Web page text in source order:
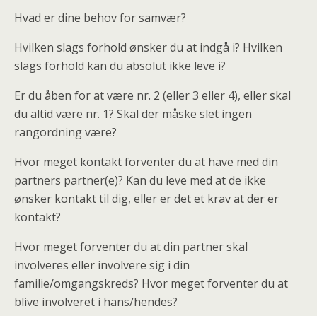
Hvad er dine behov for samvær?
Hvilken slags forhold ønsker du at indgå i? Hvilken
slags forhold kan du absolut ikke leve i?
Er du åben for at være nr. 2 (eller 3 eller 4), eller skal
du altid være nr. 1? Skal der måske slet ingen
rangordning være?
Hvor meget kontakt forventer du at have med din
partners partner(e)? Kan du leve med at de ikke
ønsker kontakt til dig, eller er det et krav at der er
kontakt?
Hvor meget forventer du at din partner skal
involveres eller involvere sig i din
familie/omgangskreds? Hvor meget forventer du at
blive involveret i hans/hendes?